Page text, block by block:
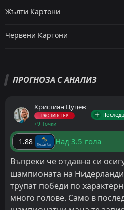
Жълти Картони
Червени Картони
ПРОГНОЗА С АНАЛИЗ
Християн Цуцев
PRO ТИПСТЪР
+9 Точки
1.88 Над 3.5 гола
Въпреки че отдавна си
шампионата на
трупат победи по
много голове. Само в